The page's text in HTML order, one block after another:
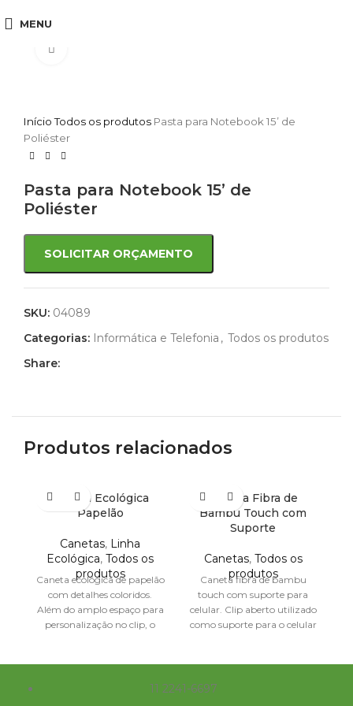
MENU
InícioTodos os produtos Pasta para Notebook 15’ de
Poliéster
Pasta para Notebook 15’ de
Poliéster
SOLICITAR ORÇAMENTO
SKU: 04089
Categorias: Informática e Telefonia , Todos os produtos
Share:
Produtos relacionados
Caneta Ecológica
Papelão
Canetas, Linha
Ecológica, Todos os
produtos
Caneta ecológica de papelão
com detalhes coloridos.
Além do amplo espaço para
personalização no clip, o
Caneta Fibra de
Bambu Touch com
Suporte
Canetas, Todos os
produtos
Caneta fibra de bambu
touch com suporte para
celular. Clip aberto utilizado
como suporte para o celular
11 2241-6697